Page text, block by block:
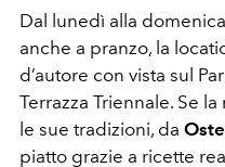
Dal lunedì alla
anche a pranzo, la
d’autore con vista sul
Terrazza Triennale. Se
le sue tradizioni, da
piatto grazie a ricette